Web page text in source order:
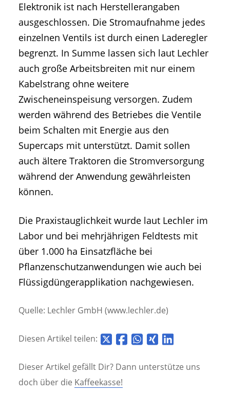
Elektronik ist nach Herstellerangaben
ausgeschlossen. Die Stromaufnahme jedes
einzelnen Ventils ist durch einen Laderegler
begrenzt. In Summe lassen sich laut Lechler
auch große Arbeitsbreiten mit nur einem
Kabelstrang ohne weitere
Zwischeneinspeisung versorgen. Zudem
werden während des Betriebes die Ventile
beim Schalten mit Energie aus den
Supercaps mit unterstützt. Damit sollen
auch ältere Traktoren die Stromversorgung
während der Anwendung gewährleisten
können.
Die Praxistauglichkeit wurde laut Lechler im
Labor und bei mehrjährigen Feldtests mit
über 1.000 ha Einsatzfläche bei
Pflanzenschutzanwendungen wie auch bei
Flüssigdüngerapplikation nachgewiesen.
Quelle: Lechler GmbH (www.lechler.de)
Diesen Artikel teilen:
Dieser Artikel gefällt Dir? Dann unterstütze uns
doch über die Kaffeekasse!